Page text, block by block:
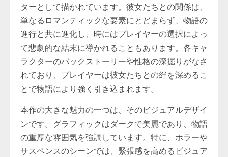
ターとして描かれています。彼女たちとの関係は、
単なるロマンティックな要素にとどまらず、物語の
進行と共に進化し、時にはプレイヤーの選択によっ
て悲劇的な結末に導かれることもあります。各キャ
ラクターのバックストーリーや性格の深掘りがなさ
れており、プレイヤーは彼女たちとの絆を深めるこ
とで物語により強く引き込まれます。
本作の大きな魅力の一つは、そのビジュアルデザイ
ンです。グラフィックはダークで美麗であり、物語
の重厚な雰囲気を強調しています。特に、ホラーや
サスペンスのシーンでは、緊張感を高めるビジュア